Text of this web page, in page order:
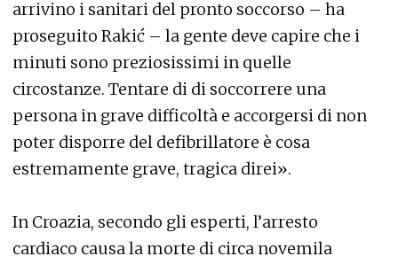
arrivino i sanitari del pronto soccorso – ha
proseguito Rakić – la gente deve capire che i
minuti sono preziosissimi in quelle
circostanze. Tentare di di soccorrere una
persona in grave difficoltà e accorgersi di non
poter disporre del defibrillatore è cosa
estremamente grave, tragica direi».
In Croazia, secondo gli esperti, l’arresto
cardiaco causa la morte di circa novemila